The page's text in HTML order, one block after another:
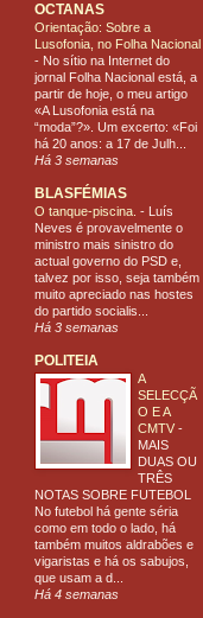
OCTANAS
Orientação: Sobre a
Lusofonia, no Folha Nacional
- No sítio na Internet do
jornal Folha Nacional está, a
partir de hoje, o meu artigo
«A Lusofonia está na
“moda”?». Um excerto: «Foi
há 20 anos: a 17 de Julh...
Há 3 semanas
BLASFÉMIAS
O tanque-piscina. -
Luís
Neves é provavelmente o
ministro mais sinistro do
actual governo do PSD e,
talvez por isso, seja também
muito apreciado nas hostes
do partido socialis...
Há 3 semanas
POLITEIA
A
SELECÇÃ
O E A
CMTV -
MAIS
DUAS OU
TRÊS
NOTAS SOBRE FUTEBOL
No futebol há gente séria
como em todo o lado, há
também muitos aldrabões e
vigaristas e há os sabujos,
que usam a d...
Há 4 semanas